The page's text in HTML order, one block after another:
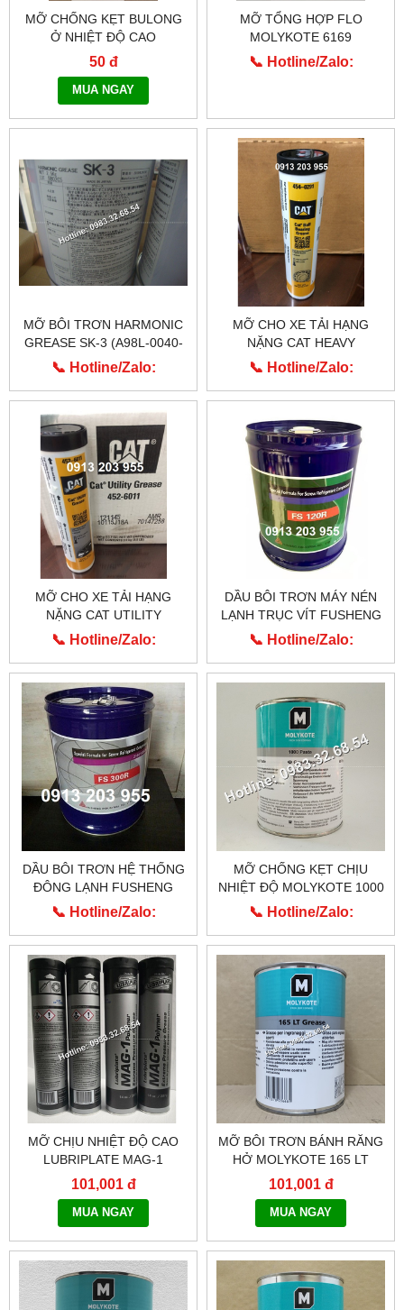
MỠ CHỐNG KẸT BULONG
Ở NHIỆT ĐỘ CAO
MOLYKOTE 1000
50 đ
MUA NGAY
MỠ TỔNG HỢP FLO
MOLYKOTE 6169
📞 Hotline/Zalo:
MỠ BÔI TRƠN HARMONIC
GREASE SK-3 (A98L-0040-
0110)
📞 Hotline/Zalo:
0913.203.955
MỠ CHO XE TẢI HẠNG
NẶNG CAT HEAVY
MACHINERY 454-0291
📞 Hotline/Zalo:
0913.203.955
MỠ CHO XE TẢI HẠNG
NẶNG CAT UTILITY
GREASE 452-6011
📞 Hotline/Zalo:
0913.203.955
DẦU BÔI TRƠN MÁY NÉN
LẠNH TRỤC VÍT FUSHENG
FS 120R
📞 Hotline/Zalo:
0913.203.955
DẦU BÔI TRƠN HỆ THỐNG
ĐÔNG LẠNH FUSHENG
FS300R
📞 Hotline/Zalo:
0913.203.955
MỠ CHỐNG KẸT CHỊU
NHIỆT ĐỘ MOLYKOTE 1000
PASTE CỦA HÃNG DUPONT
📞 Hotline/Zalo:
0913.203.955
MỠ CHỊU NHIỆT ĐỘ CAO
LUBRIPLATE MAG-1
101,001 đ
MUA NGAY
MỠ BÔI TRƠN BÁNH RĂNG
HỞ MOLYKOTE 165 LT
101,001 đ
MUA NGAY